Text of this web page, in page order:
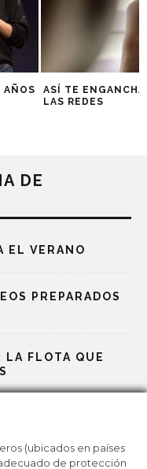
(ubicados en países
de protección
AÑOS
ASÍ TE
LAS REDES
DE
EL VERANO
PREPARADOS
LA FLOTA QUE
PARA LA
FUTURO